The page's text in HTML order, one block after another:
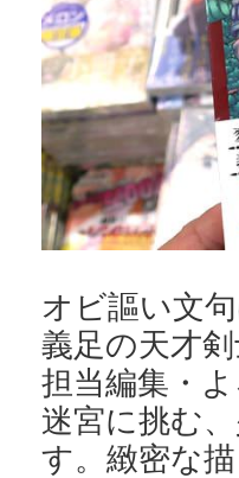
オビ謳い文
義足の天才
担当編集・
迷宮に挑む
す。緻密な